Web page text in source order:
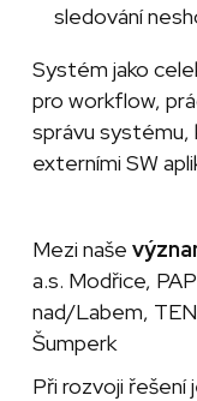
sledování
Systém jako
pro workflow,
správu systému,
externími SW
Mezi naše
a.s. Modřice,
nad/Labem,
Šumperk
Při rozvoji řešení